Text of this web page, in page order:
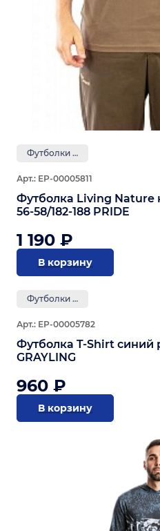
Футболки PRIDE
Арт.: ЕР-00005811
Футболка Living Nature
56-58/182-188 PRIDE
1 190 ₽
В корзину
Футболки GRAYLING
Арт.: ЕР-00005782
Футболка T-Shirt синий
GRAYLING
960 ₽
В корзину